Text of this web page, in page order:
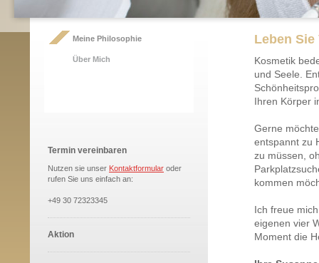
Meine Philosophie
Über Mich
Termin vereinbaren
Nutzen sie unser Kontaktformular oder
rufen Sie uns einfach an:
+49 30 72323345
Aktion
Leben
Kosmetik
und Seele.
Ihren Körper
Gerne
entspannt zu
zu müssen,
kommen
Ich freue
eigenen vier
Moment die